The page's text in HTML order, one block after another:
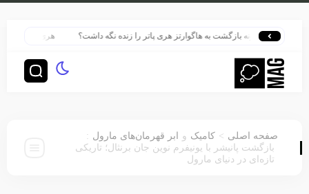
چگونه بازگشت به هاگوارتز هری پاتر را زنده نگه داشت؟ هری پاتر در قلب
صفحه اصلی > کامیک و ابر قهرمان‌های مارول :
بازگشت پانیشر با یونیفرم نوین جان برنثال؛ تاریکی
تازه‌ای در دنیای مارول